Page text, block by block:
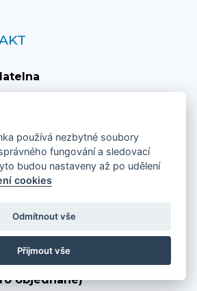
111
a 12:30 - 17:00
objednané)
používá nezbytné soubory
fungování a sledovací
budou nastaveny až po udělení
cookies
Odmítnout vše
Přijmout vše